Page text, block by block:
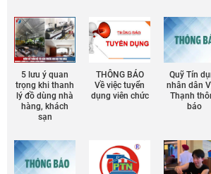
5 lưu ý quan
trọng khi thanh
lý đồ dùng nhà
hàng, khách
sạn
THÔNG BÁO
Về việc tuyển
dụng viên chức
Quỹ Tín
nhân dân
Thạnh
báo